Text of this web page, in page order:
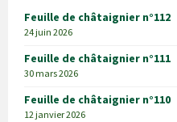
Feuille de châtaignier n°112
24 juin 2026
Feuille de châtaignier n°111
30 mars 2026
Feuille de châtaignier n°110
12 janvier 2026